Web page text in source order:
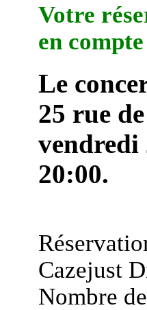
Votre
en compte
Le
25 rue
vendredi
20:00.
Cazejust
Nombre